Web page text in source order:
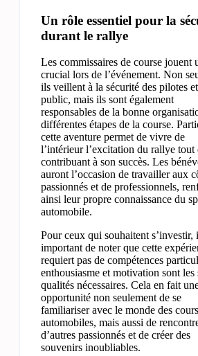
Un rôle essentiel pour la
durant le rallye
Les commissaires de course jouent
crucial lors de l’événement. Non
ils veillent à la sécurité des pilotes
public, mais ils sont également
responsables de la bonne
différentes étapes de la course.
cette aventure permet de vivre de
l’intérieur l’excitation du rallye tout
contribuant à son succès. Les
auront l’occasion de travailler aux
passionnés et de professionnels,
ainsi leur propre connaissance du
automobile.
Pour ceux qui souhaitent s’investir,
important de noter que cette
requiert pas de compétences
enthousiasme et motivation sont les
qualités nécessaires. Cela en fait
opportunité non seulement de se
familiariser avec le monde des
automobiles, mais aussi de
d’autres passionnés et de créer des
souvenirs inoubliables.